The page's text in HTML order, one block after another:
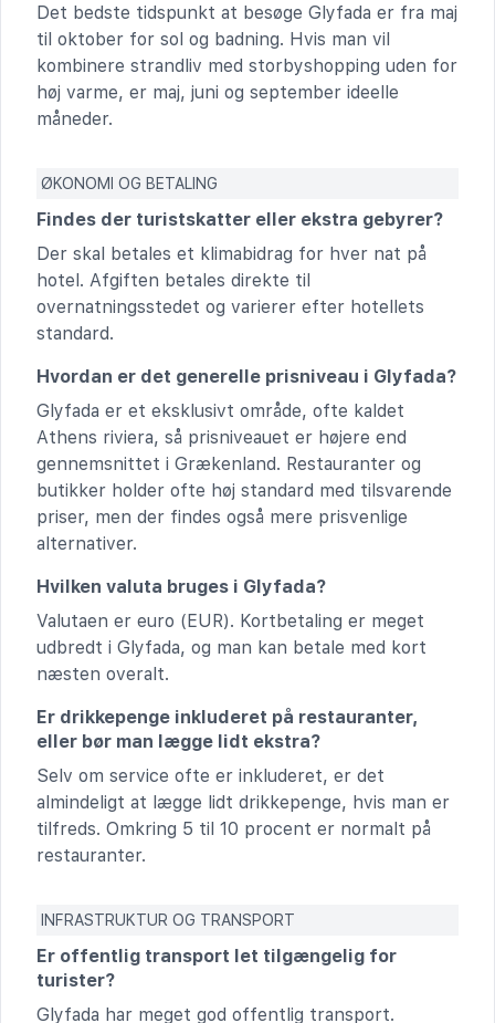
Det bedste tidspunkt at besøge Glyfada er fra maj
til oktober for sol og badning. Hvis man vil
kombinere strandliv med storbyshopping uden for
høj varme, er maj, juni og september ideelle
måneder.
ØKONOMI OG BETALING
Findes der turistskatter eller ekstra gebyrer?
Der skal betales et klimabidrag for hver nat på
hotel. Afgiften betales direkte til
overnatningsstedet og varierer efter hotellets
standard.
Hvordan er det generelle prisniveau i Glyfada?
Glyfada er et eksklusivt område, ofte kaldet
Athens riviera, så prisniveauet er højere end
gennemsnittet i Grækenland. Restauranter og
butikker holder ofte høj standard med tilsvarende
priser, men der findes også mere prisvenlige
alternativer.
Hvilken valuta bruges i Glyfada?
Valutaen er euro (EUR). Kortbetaling er meget
udbredt i Glyfada, og man kan betale med kort
næsten overalt.
Er drikkepenge inkluderet på restauranter,
eller bør man lægge lidt ekstra?
Selv om service ofte er inkluderet, er det
almindeligt at lægge lidt drikkepenge, hvis man er
tilfreds. Omkring 5 til 10 procent er normalt på
restauranter.
INFRASTRUKTUR OG TRANSPORT
Er offentlig transport let tilgængelig for
turister?
Glyfada har meget god offentlig transport.